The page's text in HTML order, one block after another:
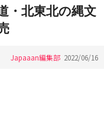
・北東北の縄文
Japaaan編集部 2022/06/16